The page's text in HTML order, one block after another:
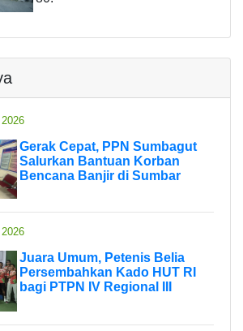
Gerak Cepat, PPN Sumbagut
Salurkan Bantuan Korban
Bencana Banjir di Sumbar
Juara Umum, Petenis Belia
Persembahkan Kado HUT RI
bagi PTPN IV Regional III